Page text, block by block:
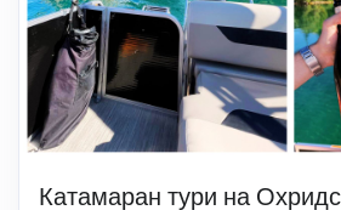
Катамаран тури на